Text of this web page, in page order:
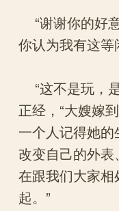
“谢谢你的好
你认为我有这等
“这不是玩，
正经，“大嫂嫁
一个人记得她
改变自己的外
在跟我们大家
起。”